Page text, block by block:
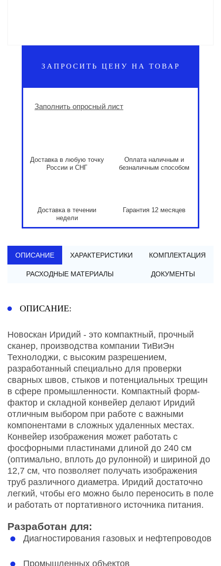
ЗАПРОСИТЬ ЦЕНУ НА ТОВАР
Заполнить опросный лист
Доставка в любую точку
России и СНГ
Оплата наличным и
безналичным способом
Доставка в течении
недели
Гарантия 12 месяцев
ОПИСАНИЕ ХАРАКТЕРИСТИКИ КОМПЛЕКТАЦИЯ
РАСХОДНЫЕ МАТЕРИАЛЫ ДОКУМЕНТЫ
ОПИСАНИЕ:
Новоскан Иридий - это компактный, прочный
сканер, производства компании ТиВиЭн
Технолоджи, с высоким разрешением,
разработанный специально для проверки
сварных швов, стыков и потенциальных трещин
в сфере промышленности. Компактный форм-
фактор и складной конвейер делают Иридий
отличным выбором при работе с важными
компонентами в сложных удаленных местах.
Конвейер изображения может работать с
фосфорными пластинами длиной до 240 см
(оптимально, вплоть до рулонной) и шириной до
12,7 см, что позволяет получать изображения
труб различного диаметра. Иридий достаточно
легкий, чтобы его можно было переносить в поле
и работать от портативного источника питания.
Разработан для:
Диагностирования газовых и нефтепроводов
Промышленных объектов